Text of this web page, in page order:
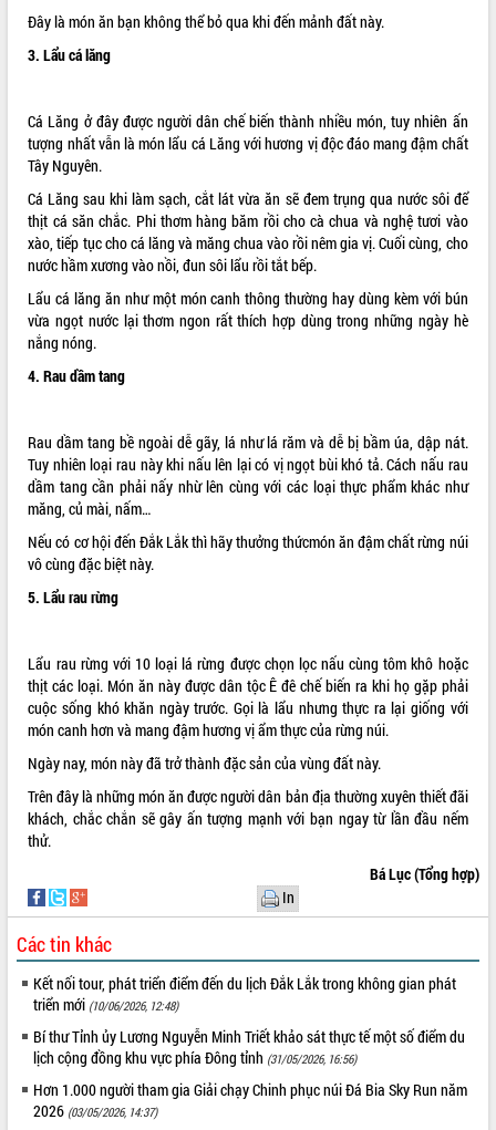
VIDEO
Loading the player...
Hội nghị UBND tỉnh Đắk Lắk thường kỳ
tháng 7/2026
Lao động
UBND tỉnh Đắk Lắk triển khai nhiệm
vụ 6 tháng cuối năm 2026
Kỳ họp thứ Hai, Hội đồng nhân dân
tỉnh khóa XI quyết nghị nhiều nội dung
quan trọng
Bí thư Tỉnh ủy Lương Nguyễn Minh
Rà soát, hoàn thiện hệ thống thiết chế
văn hóa, thể thao đáp ứng yêu cầu
phát triển mới
Thường trực HĐND tỉnh Đắk Lắk gặp
mặt Đoàn chuyên gia y tế TP. Hồ Chí
Lễ truy điệu và an táng hài cốt liệt sĩ
tại Nghĩa trang Liệt sĩ xã Sơn Hòa
xuất khẩu sầu riêng và triển khai quy
định EUDR
Thứ trưởng Bộ Nông nghiệp và Môi
trường Nguyễn Hoàng Hiệp khảo sát
vùng trồng và doanh nghiệp đóng gói
sầu riêng tại Đắk Lắk
Trình diễn nghệ thuật chế biến các
món ăn từ sầu riêng
Đắk Lắk công bố Quy hoạch và xúc
tiến đầu tư tỉnh
ALBUM ẢNH
LIÊN KẾT WEB
THỐNG KÊ TRUY CẬP
Hôm nay:
10080
Tất cả: 66022820
Đây là món ăn bạn không thể bỏ qua khi đến mảnh đất này.
3. Lẩu cá lăng
Cá Lăng ở đây được người dân chế biến thành nhiều món, tuy nhiên ấn
tượng nhất vẫn là món lẩu cá Lăng với hương vị độc đáo mang đậm chất
Tây Nguyên.
Cá Lăng sau khi làm sạch, cắt lát vừa ăn sẽ đem trụng qua nước sôi để
thịt cá săn chắc. Phi thơm hàng băm rồi cho cà chua và nghệ tươi vào
xào, tiếp tục cho cá lăng và măng chua vào rồi nêm gia vị. Cuối cùng, cho
nước hầm xương vào nồi, đun sôi lẩu rồi tắt bếp.
Lẩu cá lăng ăn như một món canh thông thường hay dùng kèm với bún
vừa ngọt nước lại thơm ngon rất thích hợp dùng trong những ngày hè
nắng nóng.
4. Rau dầm tang
Rau dầm tang bề ngoài dễ gãy, lá như lá răm và dễ bị bầm úa, dập nát.
Tuy nhiên loại rau này khi nấu lên lại có vị ngọt bùi khó tả. Cách nấu rau
dầm tang cần phải nấy nhừ lên cùng với các loại thực phẩm khác như
măng, củ mài, nấm…
Nếu có cơ hội đến Đắk Lắk thì hãy thưởng thứcmón ăn đậm chất rừng núi
vô cùng đặc biệt này.
5. Lẩu rau rừng
Lẩu rau rừng với 10 loại lá rừng được chọn lọc nấu cùng tôm khô hoặc
thịt các loại. Món ăn này được dân tộc Ê đê chế biến ra khi họ gặp phải
cuộc sống khó khăn ngày trước. Gọi là lẩu nhưng thực ra lại giống với
món canh hơn và mang đậm hương vị ẩm thực của rừng núi.
Ngày nay, món này đã trở thành đặc sản của vùng đất này.
Trên đây là những món ăn được người dân bản địa thường xuyên thiết đãi
khách, chắc chắn sẽ gây ấn tượng mạnh với bạn ngay từ lần đầu nếm
thử.
Bá Lục (Tổng hợp)
In
Các tin khác
Kết nối tour, phát triển điểm đến du lịch Đắk Lắk trong không gian phát
triển mới (10/06/2026, 12:48)
Bí thư Tỉnh ủy Lương Nguyễn Minh Triết khảo sát thực tế một số điểm du
lịch cộng đồng khu vực phía Đông tỉnh (31/05/2026, 16:56)
Hơn 1.000 người tham gia Giải chạy Chinh phục núi Đá Bia Sky Run năm
2026 (03/05/2026, 14:37)